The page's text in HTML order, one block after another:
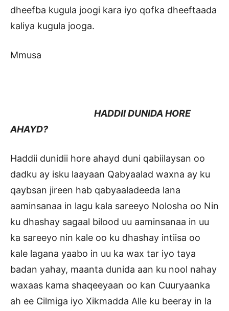
dheefba kugula joogi kara iyo qofka dheeftaada
kaliya kugula jooga.
Mmusa
HADDII DUNIDA HORE
AHAYD?
Haddii dunidii hore ahayd duni qabiilaysan oo
dadku ay isku laayaan Qabyaalad waxna ay ku
qaybsan jireen hab qabyaaladeeda lana
aaminsanaa in lagu kala sareeyo Nolosha oo Nin
ku dhashay sagaal bilood uu aaminsanaa in uu
ka sareeyo nin kale oo ku dhashay intiisa oo
kale lagana yaabo in uu ka wax tar iyo taya
badan yahay, maanta dunida aan ku nool nahay
waxaas kama shaqeeyaan oo kan Cuuryaanka
ah ee Cilmiga iyo Xikmadda Alle ku beeray in la